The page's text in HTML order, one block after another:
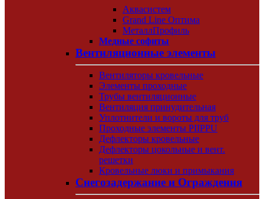
Аквасистем
Grand Line Оптима
МеталлПрофиль
Медные софиты
Вентиляционные элементы
Вентиляторы кровельные
Элементы проходные
Трубы вентиляционные
Вентиляция принудительная
Уплотнители и вороты для труб
Проходные элементы PIIPPU
Дефлекторы кровельные
Дефлекторы цокольные и вент.
решетки
Кровельные люки и примыкания
Снегозадержание и Ограждения